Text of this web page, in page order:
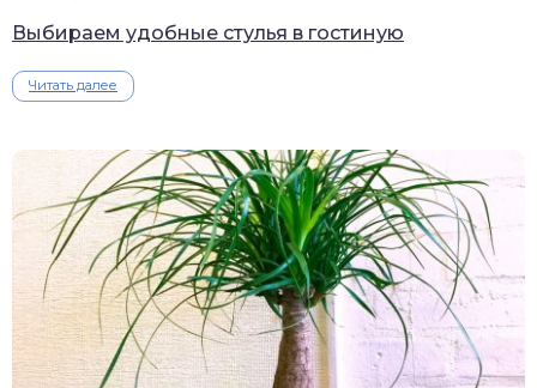
Выбираем удобные стулья в гостиную
Читать далее